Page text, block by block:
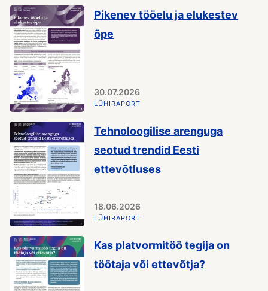
Pikenev tööelu ja elukestev
õpe
30.07.2026
LÜHIRAPORT
Tehnoloogilise arenguga
seotud trendid Eesti
ettevõtluses
18.06.2026
LÜHIRAPORT
Kas platvormitöö tegija on
töötaja või ettevõtja?